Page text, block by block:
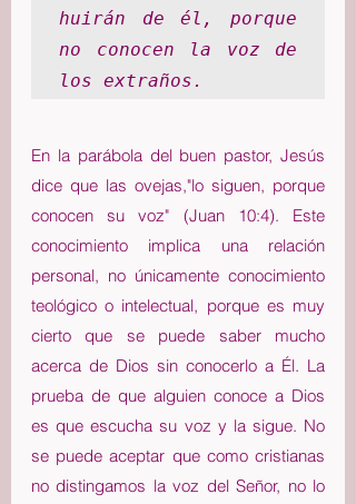
huirán de él, porque
no conocen la voz de
los extraños.
En la parábola del buen pastor, Jesús
dice que las ovejas,"lo siguen, porque
conocen su voz" (Juan 10:4). Este
conocimiento implica una relación
personal, no únicamente conocimiento
teológico o intelectual, porque es muy
cierto que se puede saber mucho
acerca de Dios sin conocerlo a Él. La
prueba de que alguien conoce a Dios
es que escucha su voz y la sigue. No
se puede aceptar que como cristianas
no distingamos la voz del Señor, no lo